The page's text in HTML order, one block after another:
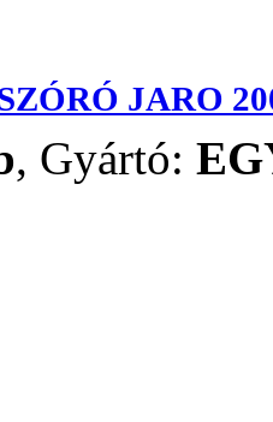
JARO
, Gyártó: